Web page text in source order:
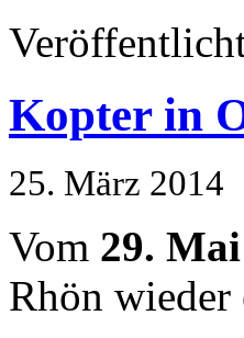
Kopter in
25. März 2014
Vom 29.
Rhön